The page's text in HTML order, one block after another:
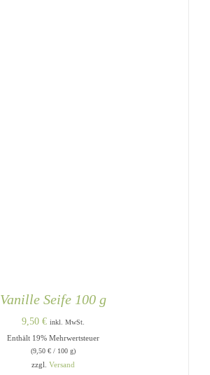
Vanille Seife 100 g
9,50 € inkl. MwSt.
Enthält 19% Mehrwertsteuer
(9,50 € / 100 g)
zzgl. Versand